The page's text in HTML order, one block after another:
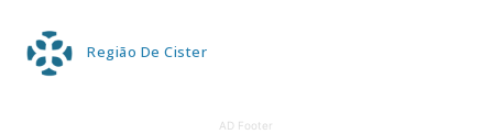
Região De Cister
AD Footer